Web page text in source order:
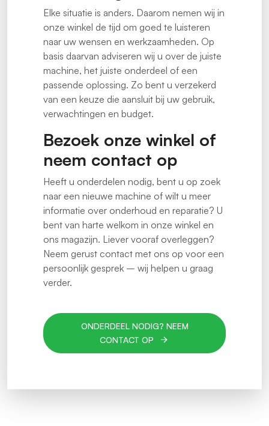
Elke situatie is anders. Daarom nemen wij in
onze winkel de tijd om goed te luisteren
naar uw wensen en werkzaamheden. Op
basis daarvan adviseren wij u over de juiste
machine, het juiste onderdeel of een
passende oplossing. Zo bent u verzekerd
van een keuze die aansluit bij uw gebruik,
verwachtingen en budget.
Bezoek onze winkel of
neem contact op
Heeft u onderdelen nodig, bent u op zoek
naar een nieuwe machine of wilt u meer
informatie over onderhoud en reparatie? U
bent van harte welkom in onze winkel en
ons magazijn. Liever vooraf overleggen?
Neem gerust contact met ons op voor een
persoonlijk gesprek – wij helpen u graag
verder.
ONDERDEEL NODIG? NEEM
CONTACT OP